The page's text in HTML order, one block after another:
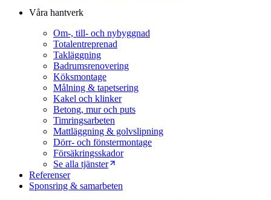
Våra hantverk
Om-, till- och nybyggnad
Totalentreprenad
Takläggning
Badrumsrenovering
Köksmontage
Målning & tapetsering
Kakel och klinker
Betong, mur och puts
Timringsarbeten
Mattläggning & golvslipning
Dörr- och fönstermontage
Försäkringsskador
Se alla tjänster
Referenser
Sponsring & samarbeten